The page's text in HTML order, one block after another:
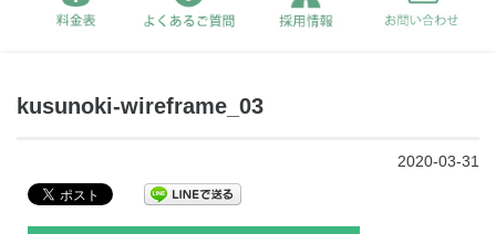
kusunoki-wireframe_03
2020-03-31